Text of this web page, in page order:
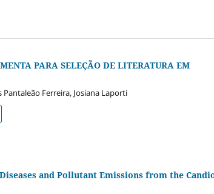
PARA SELEÇÃO DE LITERATURA EM
Pantaleão Ferreira, Josiana Laporti
and Pollutant Emissions from the